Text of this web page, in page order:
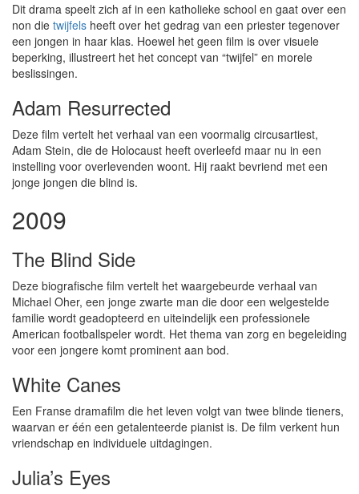
Dit drama speelt zich af in een katholieke school en gaat over een
non die twijfels heeft over het gedrag van een priester tegenover
een jongen in haar klas. Hoewel het geen film is over visuele
beperking, illustreert het het concept van “twijfel” en morele
beslissingen.
Adam Resurrected
Deze film vertelt het verhaal van een voormalig circusartiest,
Adam Stein, die de Holocaust heeft overleefd maar nu in een
instelling voor overlevenden woont. Hij raakt bevriend met een
jonge jongen die blind is.
2009
The Blind Side
Deze biografische film vertelt het waargebeurde verhaal van
Michael Oher, een jonge zwarte man die door een welgestelde
familie wordt geadopteerd en uiteindelijk een professionele
American footballspeler wordt. Het thema van zorg en begeleiding
voor een jongere komt prominent aan bod.
White Canes
Een Franse dramafilm die het leven volgt van twee blinde tieners,
waarvan er één een getalenteerde pianist is. De film verkent hun
vriendschap en individuele uitdagingen.
Julia’s Eyes